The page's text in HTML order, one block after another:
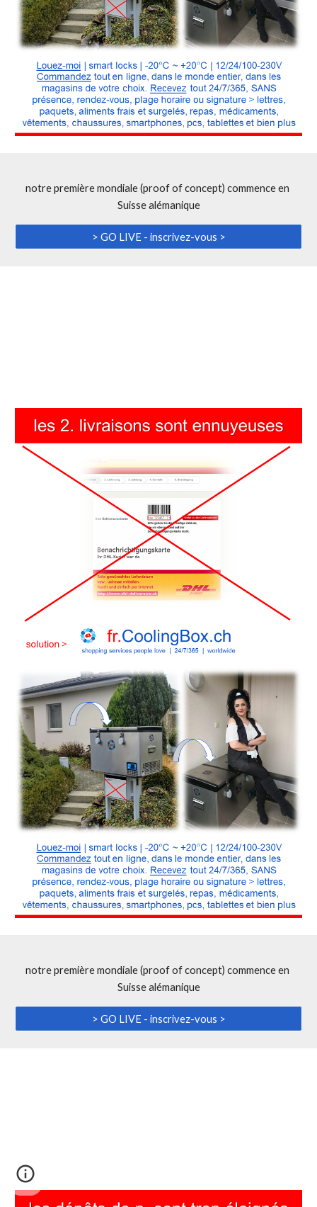
notre première mondiale (proof of concept) commence en
Suisse alémanique
> GO LIVE - inscrivez-vous >
notre première mondiale (proof of concept) commence en
Suisse alémanique
> GO LIVE - inscrivez-vous >